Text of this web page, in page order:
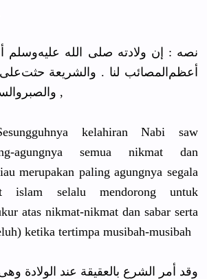
ﻧﺼﻪ : ﺇﻥ ﻭﻻﺩﺗﻪ ﺻﻠﻰ ﺍﻟﻠﻪ ﻋﻠﻴﻪﻭﺳﻠﻢ
ﺃﻋﻈﻢﺍﻟﻤﺼﺎﺋﺐ ﻟﻨﺎ . ﻭﺍﻟﺸﺮﻳﻌﺔ
ﻭﺍﻟﺼﺒﺮﻭﺍﻟﺴﻜﻮﻥ ﻋﻨﺪ ﺍﻟﻤﺼﺎﺋﺐ ,
kelahiran Nabi saw
agungnya semua nikmat dan
merupakan paling agungnya segala
islam selalu mendorong untuk
atas nikmat-nikmat dan sabar serta
ketika tertimpa musibah-musibah
ﻭﻗﺪ ﺃﻣﺮ ﺍﻟﺸﺮﻉ ﺑﺎﻟﻌﻘﻴﻘﺔ ﻋﻨﺪ ﺍﻟﻮﻻﺩﺓ